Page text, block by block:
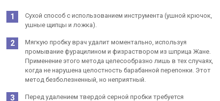
Сухой способ с использованием инструмента (ушной крючок,
ушные щипцы и ложка).
Мягкую пробку врач удалит моментально, используя
промывание фурацилином и физраствором из шприца Жане.
Применение этого метода целесообразно лишь в тех случаях,
когда не нарушена целостность барабанной перепонки. Этот
метод безболезненный, но неприятный.
Перед удалением твердой серной пробки требуется